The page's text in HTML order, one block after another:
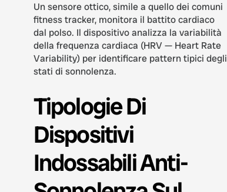
Un sensore ottico, simile a quello dei comuni
fitness tracker, monitora il battito cardiaco
dal polso. Il dispositivo analizza la variabilità
della frequenza cardiaca (HRV — Heart Rate
Variability) per identificare pattern tipici degli
stati di sonnolenza.
Tipologie Di
Dispositivi
Indossabili Anti-